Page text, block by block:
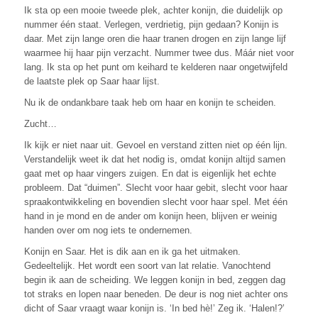
Ik sta op een mooie tweede plek, achter konijn, die duidelijk op
nummer één staat. Verlegen, verdrietig, pijn gedaan? Konijn is
daar. Met zijn lange oren die haar tranen drogen en zijn lange lijf
waarmee hij haar pijn verzacht. Nummer twee dus. Máár niet voor
lang. Ik sta op het punt om keihard te kelderen naar ongetwijfeld
de laatste plek op Saar haar lijst.
Nu ik de ondankbare taak heb om haar en konijn te scheiden.
Zucht…
Ik kijk er niet naar uit. Gevoel en verstand zitten niet op één lijn.
Verstandelijk weet ik dat het nodig is, omdat konijn altijd samen
gaat met op haar vingers zuigen. En dat is eigenlijk het echte
probleem. Dat “duimen”. Slecht voor haar gebit, slecht voor haar
spraakontwikkeling en bovendien slecht voor haar spel. Met één
hand in je mond en de ander om konijn heen, blijven er weinig
handen over om nog iets te ondernemen.
Konijn en Saar. Het is dik aan en ik ga het uitmaken.
Gedeeltelijk. Het wordt een soort van lat relatie. Vanochtend
begin ik aan de scheiding. We leggen konijn in bed, zeggen dag
tot straks en lopen naar beneden. De deur is nog niet achter ons
dicht of Saar vraagt waar konijn is. ‘In bed hè!’ Zeg ik. ‘Halen!?’